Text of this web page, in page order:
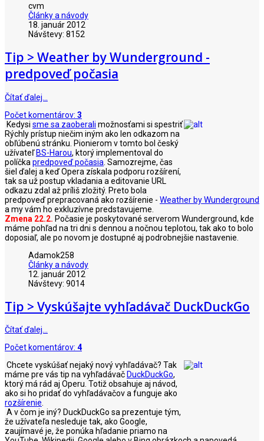
cvm
Články a návody
18. január 2012
Návštevy: 8152
Tip > Weather by Wunderground -
predpoveď počasia
Čítať ďalej…
Počet komentárov: 3
Kedysi sme sa zaoberali možnosťami si spestriť
Rýchly prístup niečim iným ako len odkazom na
obľúbenú stránku. Pionierom v tomto bol český
užívateľBS-Harou, ktorý implementoval do
políčka predpoveď počasia . Samozrejme, čas
šiel ďalej a keď Opera získala podporu rozšírení,
tak sa už postup vkladania a editovanie URL
odkazu zdal až príliš zložitý. Preto bola
predpoveď prepracovaná ako rozšírenie - Weather by Wunderground
a my vám ho exkluzívne predstavujeme.
Zmena 22.2. Počasie je poskytované serverom Wunderground, kde
máme pohľad na tri dni s dennou a nočnou teplotou, tak ako to bolo
doposiaľ, ale po novom je dostupné aj podrobnejšie nastavenie.
Adamok258
Články a návody
12. január 2012
Návštevy: 9014
Tip > Vyskúšajte vyhľadávač DuckDuckGo
Čítať ďalej…
Počet komentárov: 4
Chcete vyskúšať nejaký nový vyhľadávač? Tak
máme pre vás tip na vyhľadávač DuckDuckGo,
ktorý má rád aj Operu. Totiž obsahuje aj návod,
ako si ho pridať do vyhľadávačov a funguje ako
rozšírenie.
A v čom je iný? DuckDuckGo sa prezentuje tým,
že užívateľa nesleduje tak, ako Google,
zaujímavé je, že ponúka hľadanie priamo na